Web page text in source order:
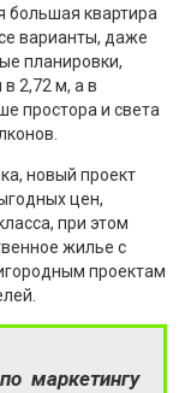
большая квартира
варианты, даже
планировки,
2,72 м, а в
простора и света
новый проект
цен,
при этом
жилье с
проектам
маркетингу